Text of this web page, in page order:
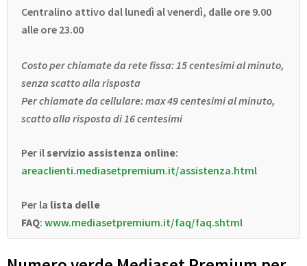
Centralino attivo dal lunedì al venerdì, dalle ore 9.00
alle ore 23.00
Costo per chiamate da rete fissa: 15 centesimi al minuto,
senza scatto alla risposta
Per chiamate da cellulare: max 49 centesimi al minuto,
scatto alla risposta di 16 centesimi
Per ilservizio assistenza online:
areaclienti.mediasetpremium.it/assistenza.html
Per la lista delle
FAQ: www.mediasetpremium.it/faq/faq.shtml